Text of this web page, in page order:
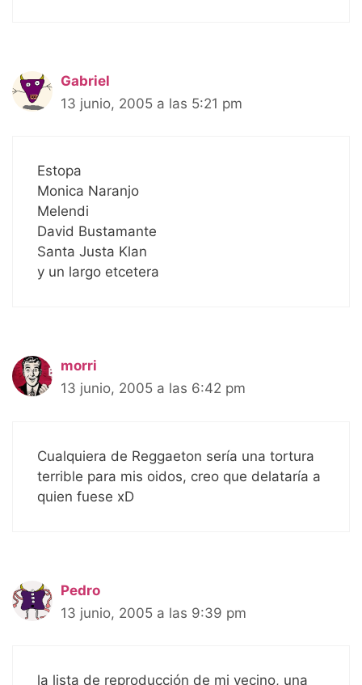
Gabriel
13 junio, 2005 a las 5:21 pm
Estopa
Monica Naranjo
Melendi
David Bustamante
Santa Justa Klan
y un largo etcetera
morri
13 junio, 2005 a las 6:42 pm
Cualquiera de Reggaeton sería una tortura
terrible para mis oidos, creo que delataría a
quien fuese xD
Pedro
13 junio, 2005 a las 9:39 pm
la lista de reproducción de mi vecino, una